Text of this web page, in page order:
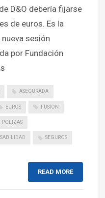
D&O debería fijarse
de euros. Es la
sesión
por Fundación
ASEGURADA
EUROS FUSION
POLIZAS
SEGUROS
READ MORE